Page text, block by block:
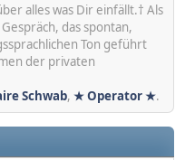
alles was Dir einfällt.† Als
das spontan,
Ton geführt
der privaten
Schwab, ★ Operator ★.